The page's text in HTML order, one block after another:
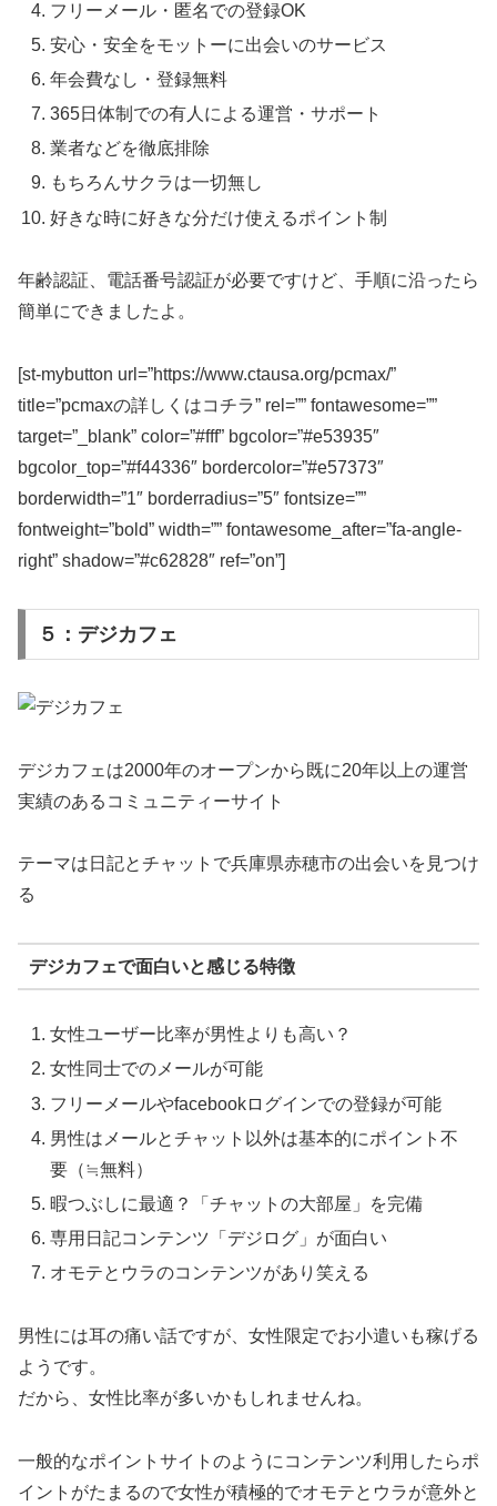
フリーメール・匿名での登録OK
安心・安全をモットーに出会いのサービス
年会費なし・登録無料
365日体制での有人による運営・サポート
業者などを徹底排除
もちろんサクラは一切無し
好きな時に好きな分だけ使えるポイント制
年齢認証、電話番号認証が必要ですけど、手順に沿ったら
簡単にできましたよ。
[st-mybutton url=”https://www.ctausa.org/pcmax/”
title=”pcmaxの詳しくはコチラ” rel=”” fontawesome=””
target=”_blank” color=”#fff” bgcolor=”#e53935″
bgcolor_top=”#f44336″ bordercolor=”#e57373″
borderwidth=”1″ borderradius=”5″ fontsize=””
fontweight=”bold” width=”” fontawesome_after=”fa-angle-
right” shadow=”#c62828″ ref=”on”]
５：デジカフェ
デジカフェは2000年のオープンから既に20年以上の運営
実績のあるコミュニティーサイト
テーマは日記とチャットで兵庫県赤穂市の出会いを見つけ
る
デジカフェで面白いと感じる特徴
女性ユーザー比率が男性よりも高い？
女性同士でのメールが可能
フリーメールやfacebookログインでの登録が可能
男性はメールとチャット以外は基本的にポイント不
要（≒無料）
暇つぶしに最適？「チャットの大部屋」を完備
専用日記コンテンツ「デジログ」が面白い
オモテとウラのコンテンツがあり笑える
男性には耳の痛い話ですが、女性限定でお小遣いも稼げる
ようです。
だから、女性比率が多いかもしれませんね。
一般的なポイントサイトのようにコンテンツ利用したらポ
イントがたまるので女性が積極的でオモテとウラが意外と